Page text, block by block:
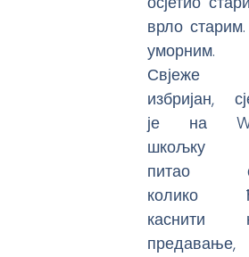
врло
уморним.
Свјеже
избријан,
је на
шкољку
питао
колико
каснити
предавање,